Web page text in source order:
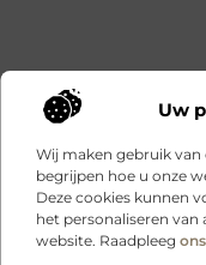
Uw
Wij maken gebruik
begrijpen hoe u onze
Deze cookies kunnen
het personaliseren
website. Raadpleeg